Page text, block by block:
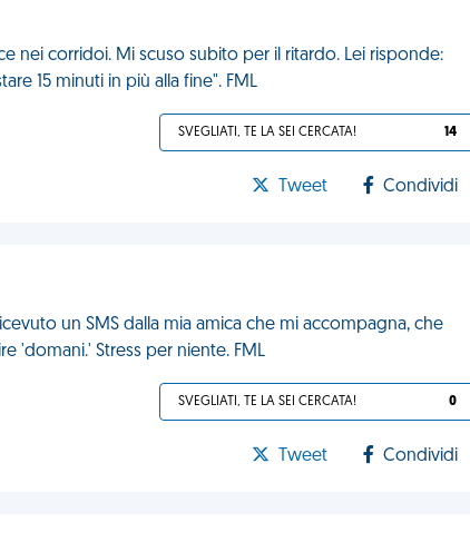
nei corridoi. Mi scuso subito per il ritardo. Lei risponde:
15 minuti in più alla fine". FML
SVEGLIATI, TE LA SEI CERCATA! 14
Tweet Condividi
un SMS dalla mia amica che mi accompagna, che
'domani.' Stress per niente. FML
SVEGLIATI, TE LA SEI CERCATA! 0
Tweet Condividi